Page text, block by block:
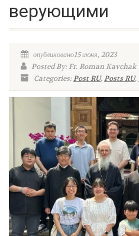
верующими
опубликовано15 июня, 2023
Posted By: Fr. Roman Kavchak
Categories:Post RU,Posts RU,